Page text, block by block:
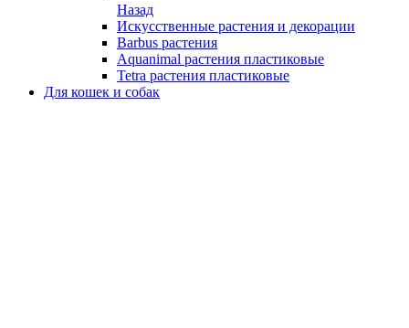
Назад
Искусственные растения и декорации
Barbus растения
Aquanimal растения пластиковые
Tetra растения пластиковые
Для кошек и собак